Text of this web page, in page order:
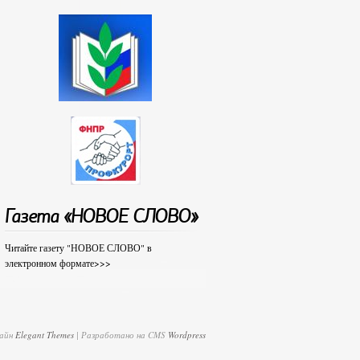
Газета «НОВОЕ СЛОВО»
Читайте газету "НОВОЕ СЛОВО" в
электронном формате>>>
Elegant Themes | Разработано на CMS Wordpress